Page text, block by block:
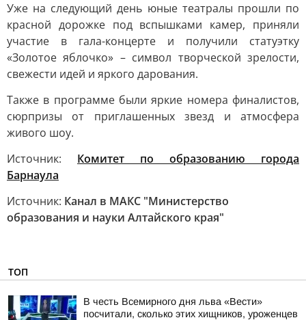
Уже на следующий день юные театралы прошли по
красной дорожке под вспышками камер, приняли
участие в гала-концерте и получили статуэтку
«Золотое яблочко» – символ творческой зрелости,
свежести идей и яркого дарования.
Также в программе были яркие номера финалистов,
сюрпризы от приглашенных звезд и атмосфера
живого шоу.
Источник: Комитет по образованию города
Барнаула
Источник: Канал в МАКС "Министерство
образования и науки Алтайского края"
ТОП
В честь Всемирного дня льва «Вести»
посчитали, сколько этих хищников, уроженцев